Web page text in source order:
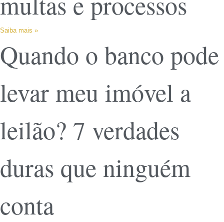
Saiba mais »
Quando o banco pode
levar meu imóvel a
leilão? 7 verdades
duras que ninguém
conta